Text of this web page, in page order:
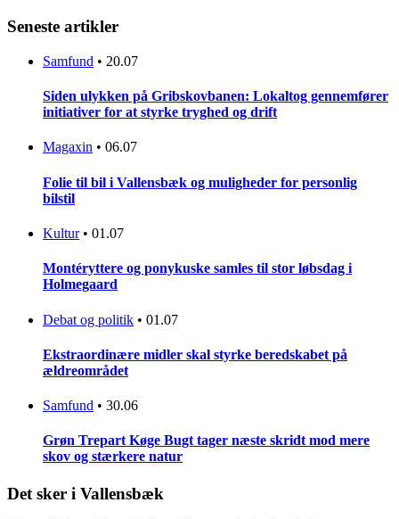
Seneste artikler
Samfund • 20.07
Siden ulykken på Gribskovbanen: Lokaltog gennemfører
initiativer for at styrke tryghed og drift
Magaxin • 06.07
Folie til bil i Vallensbæk og muligheder for personlig
bilstil
Kultur • 01.07
Montéryttere og ponykuske samles til stor løbsdag i
Holmegaard
Debat og politik • 01.07
Ekstraordinære midler skal styrke beredskabet på
ældreområdet
Samfund • 30.06
Grøn Trepart Køge Bugt tager næste skridt mod mere
skov og stærkere natur
Det sker i Vallensbæk